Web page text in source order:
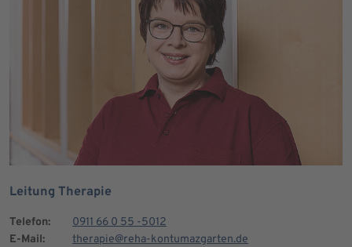
Leitung Therapie
Telefon:
0911 66 0 55 -5012
E-Mail:
therapie@reha-kontumazgarten.de